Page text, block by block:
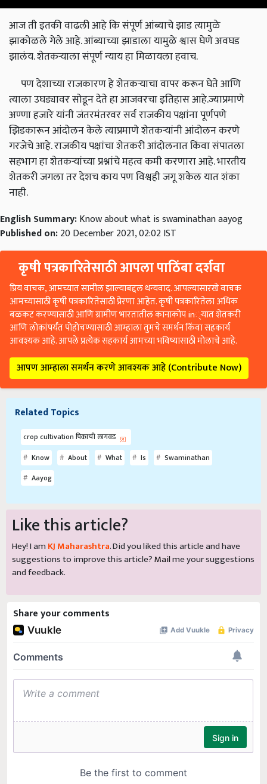
आज ती इतकी वाढली आहे कि संपूर्ण आंब्याचे झाड त्यामुळे
झाकोळले गेले आहे. आंब्याच्या झाडाला यामुळे श्वास घेणे अवघड
झालंय. शेतकऱ्याला संपूर्ण न्याय हा मिळायला हवाच.
पण देशाच्या राजकारण हे शेतकऱ्याचा वापर करून घेते आणि
त्याला उघड्यावर सोडून देते हा आजवरचा इतिहास आहे.ज्याप्रमाणे
अण्णा हजारे यांनी जंतरमंतरवर सर्व राजकीय पक्षांना पूर्णपणे
झिडकारून आंदोलन केले त्याप्रमाणे शेतकऱ्यांनी आंदोलन करणे
गरजेचे आहे. राजकीय पक्षांचा शेतकरी आंदोलनात किंवा संपातला
सहभाग हा शेतकऱ्यांच्या प्रश्नांचे महत्व कमी करणारा आहे. भारतीय
शेतकरी जगला तर देशच काय पण विश्वही जगू शकेल यात शंका
नाही.
English Summary:Know about what is swaminathan aayog
Published on:20 December 2021, 02:02 IST
कृषी पत्रकारितेसाठी आपला पाठिंबा दर्शवा
प्रिय वाचक, आमच्यात सामील झाल्याबद्दल धन्यवाद. आपल्यासारखे वाचक
आमच्यासाठी कृषी पत्रकारितेसाठी प्रेरणा आहेत. कृषी पत्रकारितेला अधिक
बळकट करण्यासाठी आणि ग्रामीण भारतातील कानाकोप in्यात शेतकरी
आणि लोकांपर्यंत पोहोचण्यासाठी आम्हाला तुमचे समर्थन किंवा सहकार्य
आवश्यक आहे. आपले प्रत्येक सहकार्य आमच्या भविष्यासाठी मोलाचे आहे.
आपण आम्हाला समर्थन करणे आवश्यक आहे (Contribute Now)
Related Topics
crop cultivation पिकाची लागवड
Know
About What Is
Swaminathan
Aayog
Like this article?
Hey! I am KJ Maharashtra. Did you liked this article and have
suggestions to improve this article?Mailme your suggestions
and feedback.
Share your comments